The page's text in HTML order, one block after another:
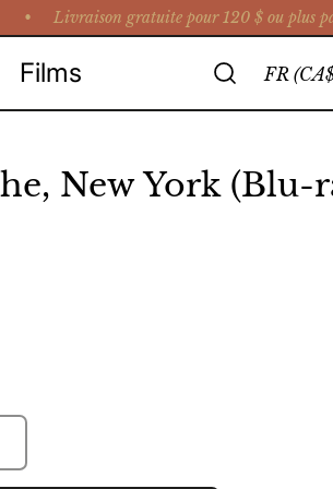
Livraison gratuite pour 120 $ ou plus
Films Langue
FR
New York (Blu-